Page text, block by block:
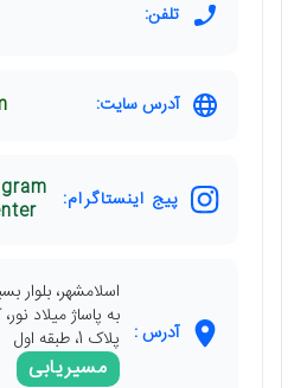
تلفن:
آدرس سایت:
پیج اینستاگرام:
آدرس :
اسلامشهر، بلوار
به پاساژ میلاد
پلاک 1، طبقه اول
مسیریابی